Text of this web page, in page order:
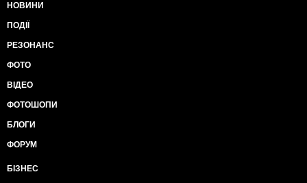
НОВИНИ
ПОДІЇ
РЕЗОНАНС
ФОТО
ВІДЕО
ФОТОШОПИ
БЛОГИ
ФОРУМ
БІЗНЕС